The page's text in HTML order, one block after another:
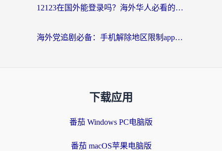
12123在国外能登录吗？海外华人必看的回国加速实用指南
海外党追剧必备：手机解除地区限制app怎么选？解决央视视频&国内剧地区限制全指南
下载应用
番茄 Windows PC电脑版
番茄 macOS苹果电脑版